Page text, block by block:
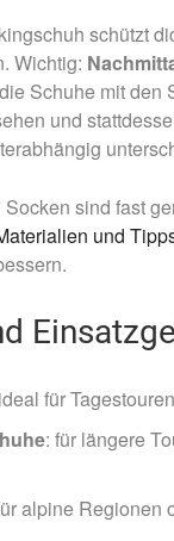
schützt
Wichtig:
Schuhe mit den
und
sind fast
und
für
: für längere
alpine Regionen